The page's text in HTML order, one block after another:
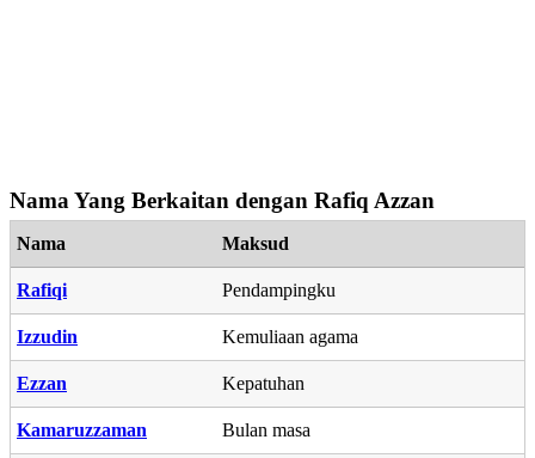
Nama Yang Berkaitan dengan Rafiq Azzan
Nama Maksud
Rafiqi Pendampingku
Izzudin Kemuliaan agama
Ezzan Kepatuhan
Kamaruzzaman Bulan masa